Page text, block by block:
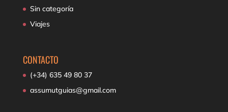
Sin categoría
Viajes
CONTACTO
(+34) 635 49 80 37
assumutguias@gmail.com